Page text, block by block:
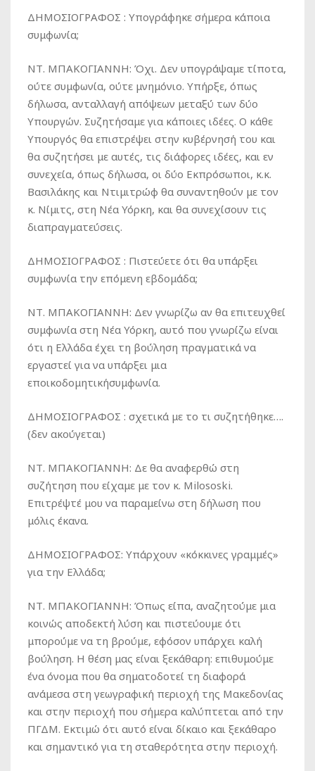
ΔΗΜΟΣΙΟΓΡΑΦΟΣ : Υπογράφηκε σήμερα κάποια
συμφωνία;
ΝΤ. ΜΠΑΚΟΓΙΑΝΝΗ: Όχι. Δεν υπογράψαμε τίποτα,
ούτε συμφωνία, ούτε μνημόνιο. Υπήρξε, όπως
δήλωσα, ανταλλαγή απόψεων μεταξύ των δύο
Υπουργών. Συζητήσαμε για κάποιες ιδέες. Ο κάθε
Υπουργός θα επιστρέψει στην κυβέρνησή του και
θα συζητήσει με αυτές, τις διάφορες ιδέες, και εν
συνεχεία, όπως δήλωσα, οι δύο Εκπρόσωποι, κ.κ.
Βασιλάκης και Ντιμιτρώφ θα συναντηθούν με τον
κ. Νίμιτς, στη Νέα Υόρκη, και θα συνεχίσουν τις
διαπραγματεύσεις.
ΔΗΜΟΣΙΟΓΡΑΦΟΣ : Πιστεύετε ότι θα υπάρξει
συμφωνία την επόμενη εβδομάδα;
ΝΤ. ΜΠΑΚΟΓΙΑΝΝΗ: Δεν γνωρίζω αν θα επιτευχθεί
συμφωνία στη Νέα Υόρκη, αυτό που γνωρίζω είναι
ότι η Ελλάδα έχει τη βούληση πραγματικά να
εργαστεί για να υπάρξει μια
εποικοδομητικήσυμφωνία.
ΔΗΜΟΣΙΟΓΡΑΦΟΣ : σχετικά με το τι συζητήθηκε….
(δεν ακούγεται)
ΝΤ. ΜΠΑΚΟΓΙΑΝΝΗ: Δε θα αναφερθώ στη
συζήτηση που είχαμε με τον κ. Milososki.
Επιτρέψτέ μου να παραμείνω στη δήλωση που
μόλις έκανα.
ΔΗΜΟΣΙΟΓΡΑΦΟΣ: Υπάρχουν «κόκκινες γραμμές»
για την Ελλάδα;
ΝΤ. ΜΠΑΚΟΓΙΑΝΝΗ: Όπως είπα, αναζητούμε μια
κοινώς αποδεκτή λύση και πιστεύουμε ότι
μπορούμε να τη βρούμε, εφόσον υπάρχει καλή
βούληση. Η θέση μας είναι ξεκάθαρη: επιθυμούμε
ένα όνομα που θα σηματοδοτεί τη διαφορά
ανάμεσα στη γεωγραφική περιοχή της Μακεδονίας
και στην περιοχή που σήμερα καλύπτεται από την
ΠΓΔΜ. Εκτιμώ ότι αυτό είναι δίκαιο και ξεκάθαρο
και σημαντικό για τη σταθερότητα στην περιοχή.